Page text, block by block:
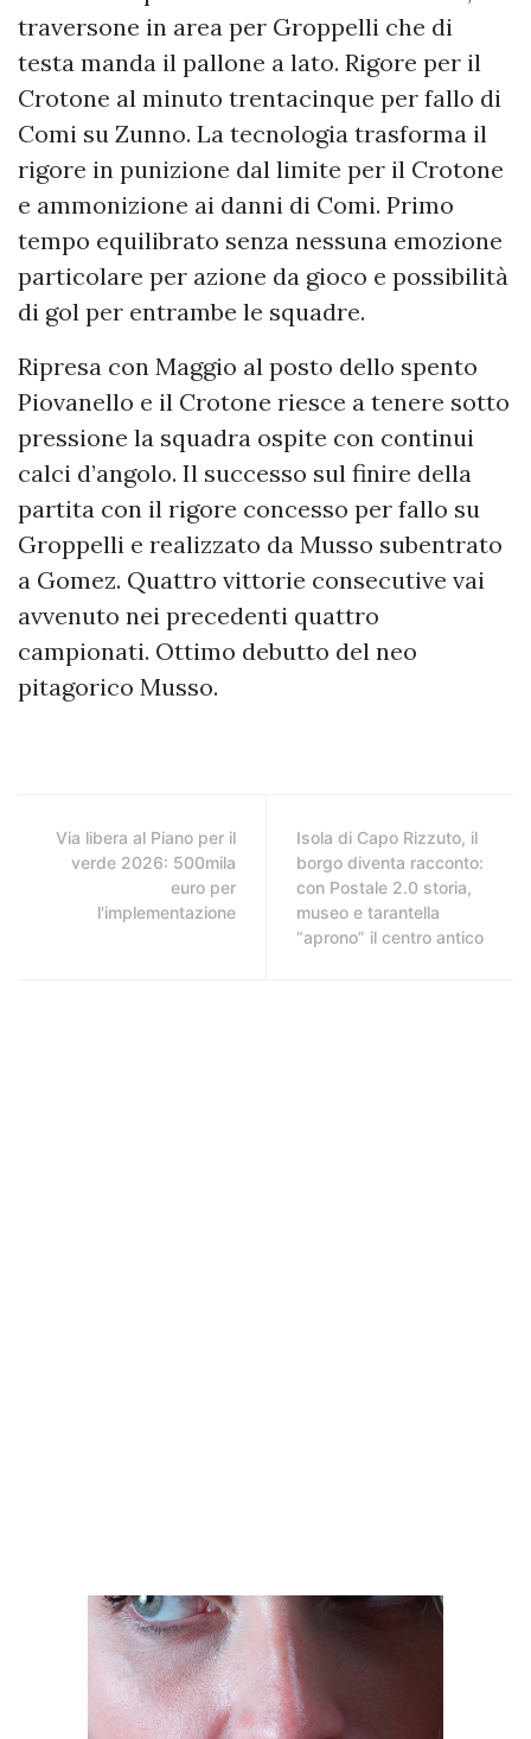
traversone in area per Groppelli che di
testa manda il pallone a lato. Rigore per il
Crotone al minuto trentacinque per fallo di
Comi su Zunno. La tecnologia trasforma il
rigore in punizione dal limite per il Crotone
e ammonizione ai danni di Comi. Primo
tempo equilibrato senza nessuna emozione
particolare per azione da gioco e possibilità
di gol per entrambe le squadre.
Ripresa con Maggio al posto dello spento
Piovanello e il Crotone riesce a tenere sotto
pressione la squadra ospite con continui
calci d’angolo. Il successo sul finire della
partita con il rigore concesso per fallo su
Groppelli e realizzato da Musso subentrato
a Gomez. Quattro vittorie consecutive vai
avvenuto nei precedenti quattro
campionati. Ottimo debutto del neo
pitagorico Musso.
Via libera al Piano per il
verde 2026: 500mila
euro per
l'implementazione
Isola di Capo Rizzuto, il
borgo diventa racconto:
con Postale 2.0 storia,
museo e tarantella
“aprono” il centro antico